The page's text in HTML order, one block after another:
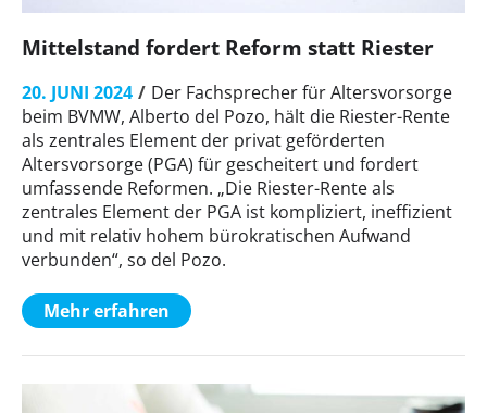
Mittelstand fordert Reform statt Riester
20. JUNI 2024
Der Fachsprecher für Altersvorsorge
beim BVMW, Alberto del Pozo, hält die Riester-Rente
als zentrales Element der privat geförderten
Altersvorsorge (PGA) für gescheitert und fordert
umfassende Reformen. „Die Riester-Rente als
zentrales Element der PGA ist kompliziert, ineffizient
und mit relativ hohem bürokratischen Aufwand
verbunden“, so del Pozo.
Mehr erfahren